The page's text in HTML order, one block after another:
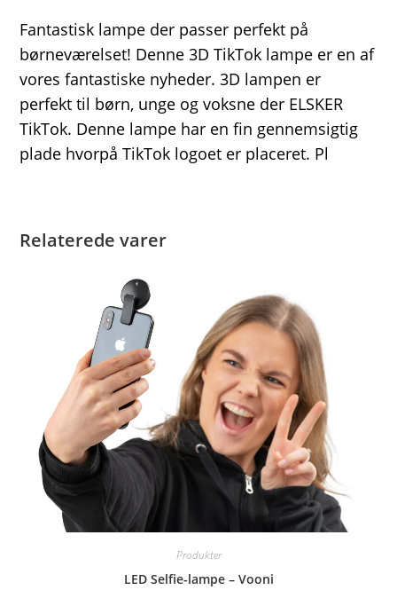
Fantastisk lampe der passer perfekt på
børneværelset! Denne 3D TikTok lampe er en af
vores fantastiske nyheder. 3D lampen er
perfekt til børn, unge og voksne der ELSKER
TikTok. Denne lampe har en fin gennemsigtig
plade hvorpå TikTok logoet er placeret. Pl
Relaterede varer
Produkter
LED Selfie-lampe – Vooni